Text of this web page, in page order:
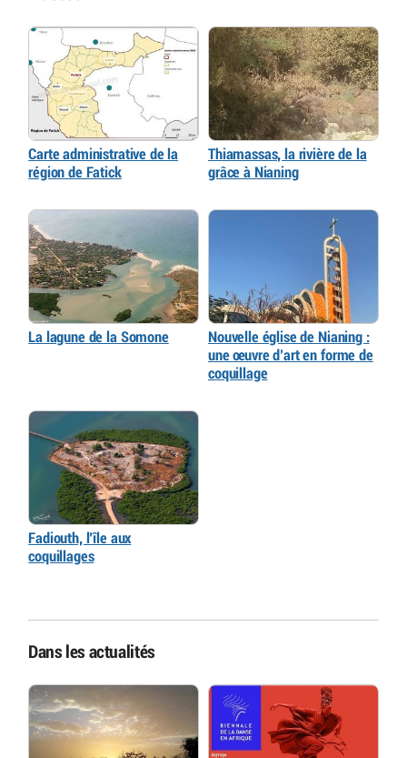
Carte administrative de la
région de Fatick
Thiamassas, la rivière de la
grâce à Nianing
La lagune de la Somone
Nouvelle église de Nianing :
une œuvre d’art en forme de
coquillage
Fadiouth, l’île aux
coquillages
Dans les actualités